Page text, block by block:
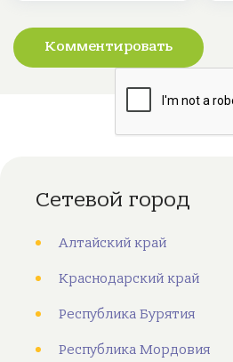
Комментировать
Сетевой город
Алтайский край
Краснодарский край
Республика Бурятия
Республика Мордовия